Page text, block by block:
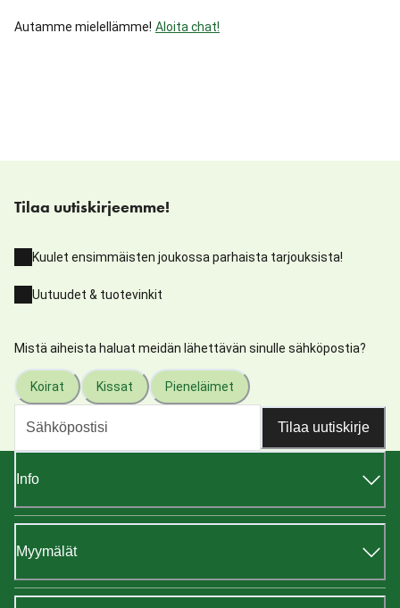
Autamme mielellämme! Aloita chat!
Tilaa uutiskirjeemme!
Kuulet ensimmäisten joukossa parhaista tarjouksista!
Uutuudet & tuotevinkit
Mistä aiheista haluat meidän lähettävän sinulle sähköpostia?
Koirat Kissat Pieneläimet
Tilaa uutiskirje
Info
Myymälät